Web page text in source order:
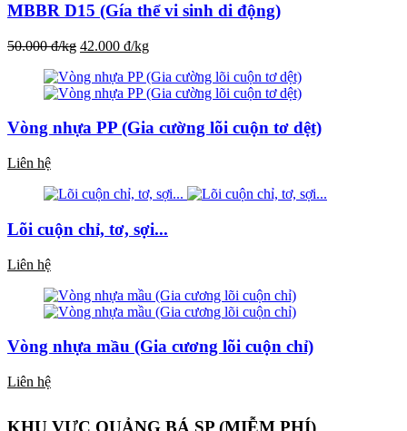
MBBR D15 (Gía thể vi sinh di động)
50.000 đ/kg 42.000 đ/kg
Vòng nhựa PP (Gia cường lõi cuộn tơ dệt)
Liên hệ
Lõi cuộn chỉ, tơ, sợi...
Liên hệ
Vòng nhựa mầu (Gia cương lõi cuộn chỉ)
Liên hệ
KHU VỰC QUẢNG BÁ SP (MIỄM PHÍ)